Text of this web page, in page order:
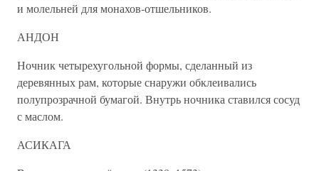
и молельней для монахов-отшельников.
АНДОН
Ночник четырехугольной формы, сделанный из
деревянных рам, которые снаружи обклеивались
полупрозрачной бумагой. Внутрь ночника ставился сосуд
с маслом.
АСИКАГА